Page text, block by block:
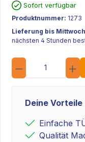
Sofort verfügbar
Produktnummer: 1273
Lieferung bis
nächsten 4 Stunden
Deine Vorteile
Einfache
Qualität